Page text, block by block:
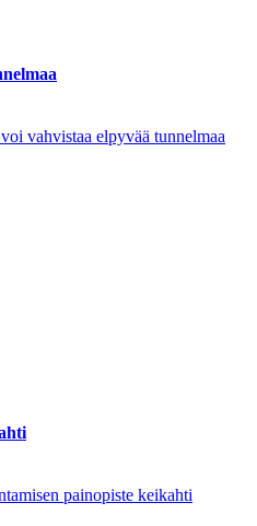
vahvistaa elpyvää tunnelmaa
painopiste keikahti